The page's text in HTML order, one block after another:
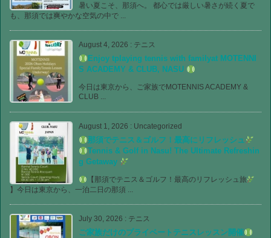
暑い夏こそ、那須へ。 都心では厳しい暑さが続く夏で
も、那須では爽やかな空気の中で ...
August 4, 2026 : テニス
Enjoy tplaying tennis with familyat MOTENNI
S ACADEMY & CLUB, NASU
今日は東京から、ご家族でMOTENNIS ACADEMY &
CLUB ...
August 1, 2026 : Uncategorized
那須でテニス＆ゴルフ！最高にリフレッシュ
Tennis & Golf in Nasu! The Ultimate Refreshin
g Getaway
【那須でテニス＆ゴルフ！最高のリフレッシュ旅
】今日は東京から、一泊二日の那須 ...
July 30, 2026 : テニス
ご家族だけのプライベートテニスレッスン開催